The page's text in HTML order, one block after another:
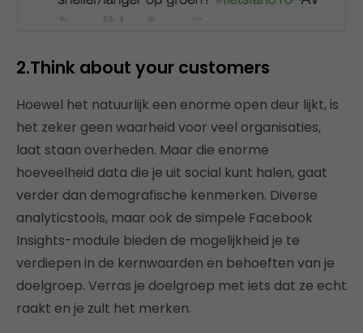
2.Think about your customers
Hoewel het natuurlijk een enorme open deur lijkt, is
het zeker geen waarheid voor veel organisaties,
laat staan overheden. Maar die enorme
hoeveelheid data die je uit social kunt halen, gaat
verder dan demografische kenmerken. Diverse
analyticstools, maar ook de simpele Facebook
Insights-module bieden de mogelijkheid je te
verdiepen in de kernwaarden en behoeften van je
doelgroep. Verras je doelgroep met iets dat ze echt
raakt en je zult het merken.